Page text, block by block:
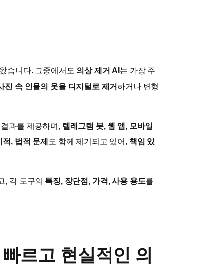
습니다. 그중에서도 의상 제거 AI 는 가장 주
진 속 인물의 옷을 디지털로 제거하거나 변형
과를 제공하며, 텔레그램 봇, 웹 앱, 모바일
적, 법적 문제 도 함께 제기되고 있어, 책임 있
, 각 도구의 특징, 장단점, 가격, 사용 용도를
르고 현실적인 의